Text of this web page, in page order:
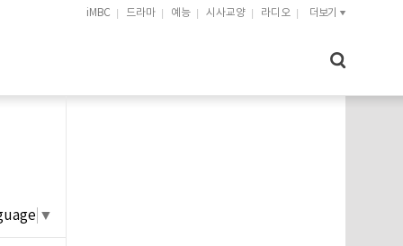
iMBC 드라마 예능 시사교양 라디오 더보기
▼